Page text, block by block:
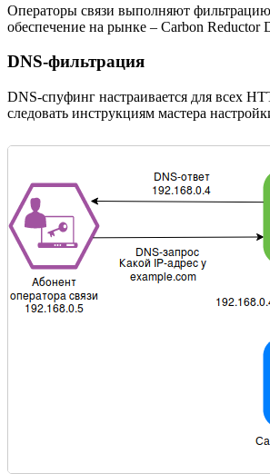
Операторы связи выполняют
обеспечение на рынке – Carbon
DNS-фильтрация
DNS-спуфинг настраивается для всех
следовать инструкциям мастера